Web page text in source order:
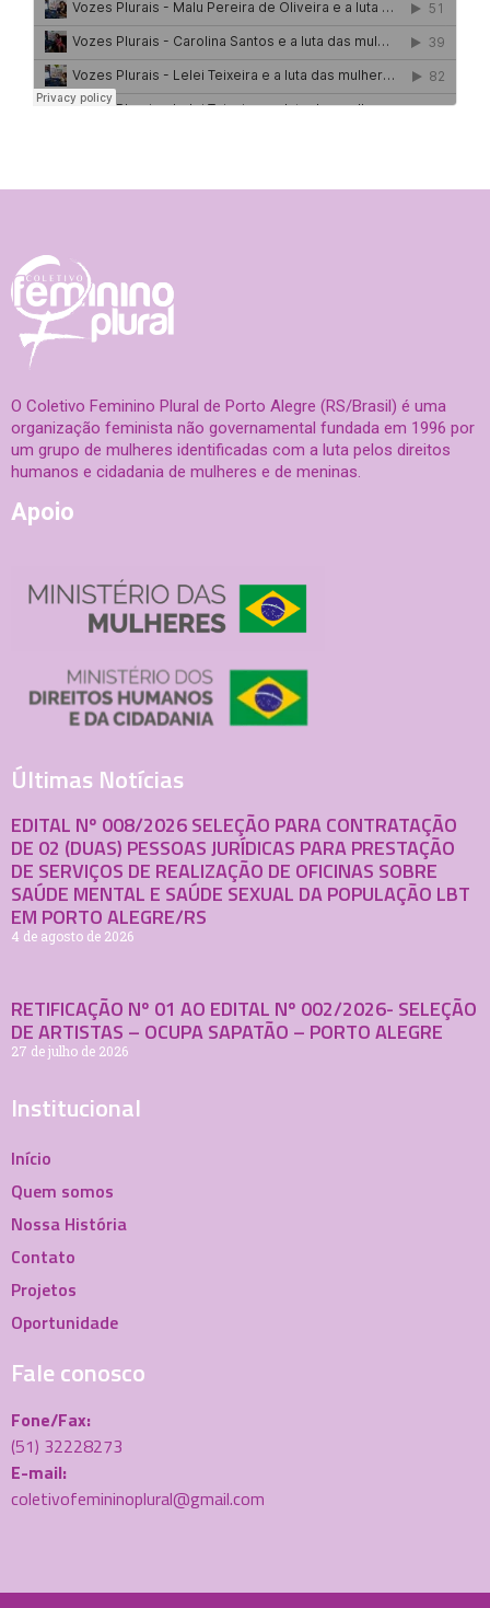
O Coletivo Feminino Plural de Porto Alegre (RS/Brasil) é uma
organização feminista não governamental fundada em 1996 por
um grupo de mulheres identificadas com a luta pelos direitos
humanos e cidadania de mulheres e de meninas.
Apoio
Últimas Notícias
EDITAL Nº 008/2026 SELEÇÃO PARA CONTRATAÇÃO
DE 02 (DUAS) PESSOAS JURÍDICAS PARA PRESTAÇÃO
DE SERVIÇOS DE REALIZAÇÃO DE OFICINAS SOBRE
SAÚDE MENTAL E SAÚDE SEXUAL DA POPULAÇÃO LBT
EM PORTO ALEGRE/RS
4 de agosto de 2026
RETIFICAÇÃO Nº 01 AO EDITAL Nº 002/2026- SELEÇÃO
DE ARTISTAS – OCUPA SAPATÃO – PORTO ALEGRE
27 de julho de 2026
Institucional
Início
Quem somos
Nossa História
Contato
Projetos
Oportunidade
Fale conosco
Fone/Fax:
(51) 32228273
E-mail:
coletivofemininoplural@gmail.com